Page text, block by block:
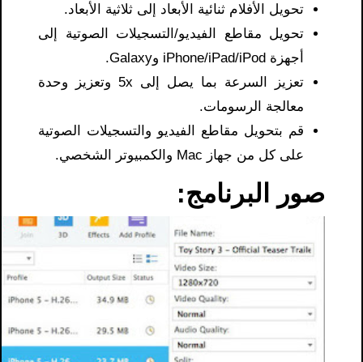
تحويل الأفلام ثنائية الأبعاد إلى ثلاثية الأبعاد.
تحويل مقاطع الفيديو/التسجيلات الصوتية إلى
أجهزة iPhone/iPad/iPod وGalaxy.
تعزيز السرعة بما يصل إلى 5x وتعزيز وحدة
معالجة الرسومات.
قم بتحويل مقاطع الفيديو والتسجيلات الصوتية
على كل من جهاز Mac والكمبيوتر الشخصي.
صور البرنامج: